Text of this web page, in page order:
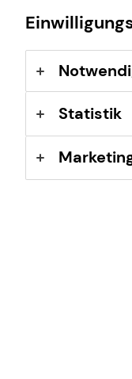
Julian Sonnenschein
Statistik